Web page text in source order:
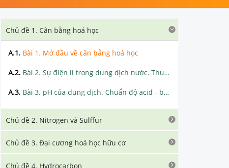
Chủ đề 1. Cân bằng hoá học
A.1. Bài 1. Mở đầu về cân bằng hoá học
A.2. Bài 2. Sự điện li trong dung dịch nước. Thuyết Brønsted - Lowry về acid - base
A.3. Bài 3. pH của dung dịch. Chuẩn độ acid - base
Chủ đề 2. Nitrogen và Sulffur
Chủ đề 3. Đại cương hoá học hữu cơ
Chủ đề 4. Hydrocarbon